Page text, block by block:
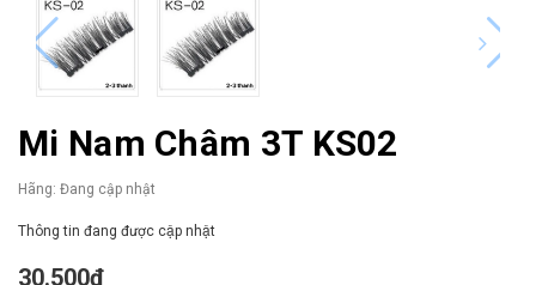
Mi Nam Châm 3T KS02
Hãng: Đang cập nhật
Thông tin đang được cập nhật
30.500₫